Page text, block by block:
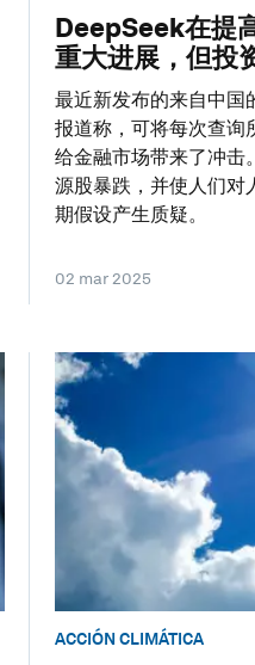
DeepSeek在提
重大进展，但投
最近新发布的来自中国
报道称，可将每次查询
给金融市场带来了冲击
源股暴跌，并使人们对
期假设产生质疑。
02 mar 2025
ACCIÓN CLIMÁTICA